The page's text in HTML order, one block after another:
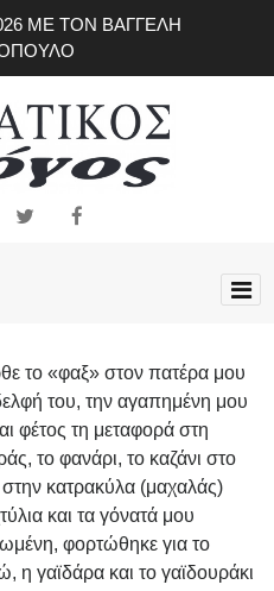
ΜΕ ΤΟΝ ΒΑΓΓΕΛΗ
το «φαξ» στον πατέρα μου
του, την αγαπημένη μου
φέτος τη μεταφορά στη
το φανάρι, το καζάνι στο
κατρακύλα (μαχαλάς)
και τα γόνατά μου
φορτώθηκε για το
η γαϊδάρα και το γαϊδουράκι